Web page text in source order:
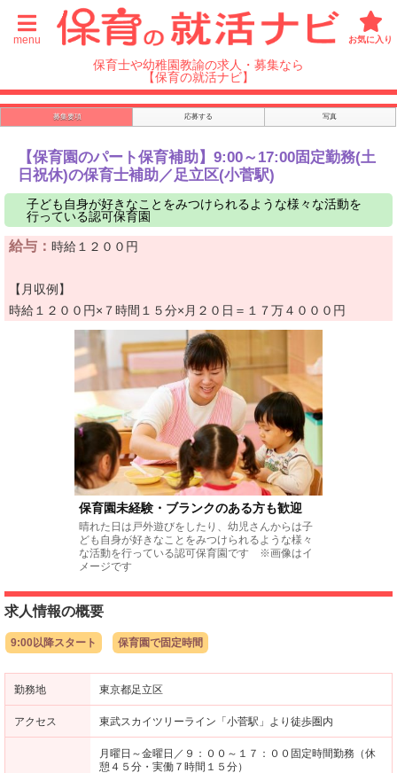
menu お気に入り
保育士や幼稚園教諭の求人・募集なら
【保育の就活ナビ】
募集要項 応募する 写真
【保育園のパート保育補助】9:00～17:00固定勤務(土
日祝休)の保育士補助／足立区(小菅駅)
子ども自身が好きなことをみつけられるような様々な活動を
行っている認可保育園
給与： 時給１２００円
【月収例】
時給１２００円×７時間１５分×月２０日＝１７万４０００円
保育園未経験・ブランクのある方も歓迎
晴れた日は戸外遊びをしたり、幼児さんからは子
ども自身が好きなことをみつけられるような様々
な活動を行っている認可保育園です ※画像はイ
メージです
求人情報の概要
9:00以降スタート 保育園で固定時間
勤務地 東京都足立区
アクセス 東武スカイツリーライン「小菅駅」より徒歩圏内
月曜日～金曜日／９：００～１７：００固定時間勤務（休
憩４５分・実働７時間１５分）